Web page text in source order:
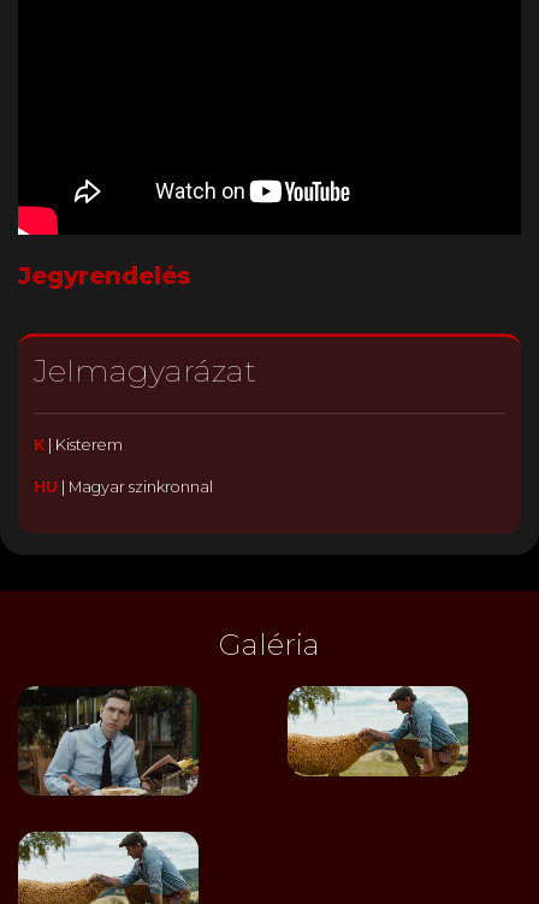
Jegyrendelés
Jelmagyarázat
K| Kisterem
HU Magyar szinkronnal
Galéria